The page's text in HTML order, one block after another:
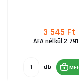
3 545 Ft
ÁFA nélkül 2
db